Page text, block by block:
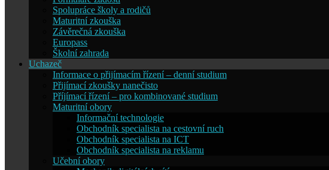
Spolupráce školy a rodičů
Maturitní zkouška
Závěrečná zkouška
Europass
Školní zahrada
Uchazeč
Informace o přijímacím řízení – denní studium
Přijímací zkoušky nanečisto
Příjímací řízení – pro kombinované studium
Maturitní obory
Informační technologie
Obchodník specialista na cestovní ruch
Obchodník specialista na ICT
Obchodník specialista na reklamu
Učební obory